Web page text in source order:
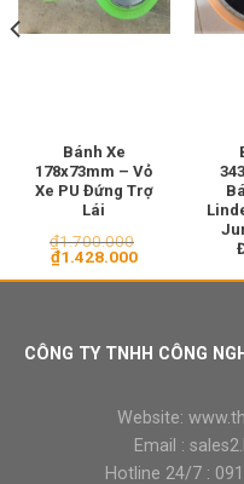
Bánh Xe
178x73mm – Vỏ
Xe PU Đứng Trợ
Lái
₫1.700.000
Giá
gốc
là:
₫1.428.000Giá
tại
CÔNG TY TNHH CÔNG
Website:
Email :
Hotline 24/7 :